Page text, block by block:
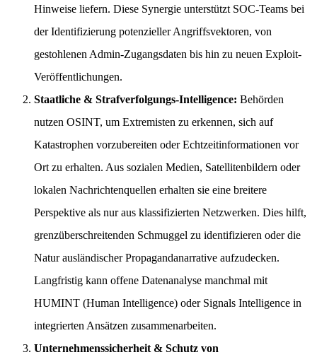
Hinweise liefern. Diese Synergie unterstützt SOC-Teams bei
der Identifizierung potenzieller Angriffsvektoren, von
gestohlenen Admin-Zugangsdaten bis hin zu neuen Exploit-
Veröffentlichungen.
Staatliche & Strafverfolgungs-Intelligence: Behörden
nutzen OSINT, um Extremisten zu erkennen, sich auf
Katastrophen vorzubereiten oder Echtzeitinformationen vor
Ort zu erhalten. Aus sozialen Medien, Satellitenbildern oder
lokalen Nachrichtenquellen erhalten sie eine breitere
Perspektive als nur aus klassifizierten Netzwerken. Dies hilft,
grenzüberschreitenden Schmuggel zu identifizieren oder die
Natur ausländischer Propagandanarrative aufzudecken.
Langfristig kann offene Datenanalyse manchmal mit
HUMINT (Human Intelligence) oder Signals Intelligence in
integrierten Ansätzen zusammenarbeiten.
Unternehmenssicherheit & Schutz von